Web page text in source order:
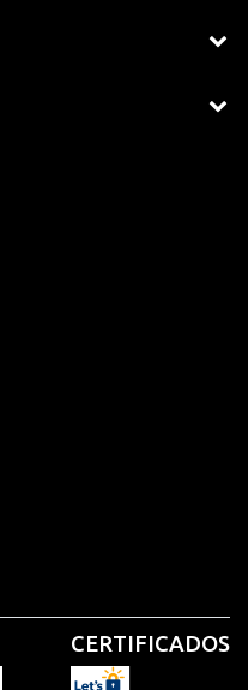
CERTIFICADOS